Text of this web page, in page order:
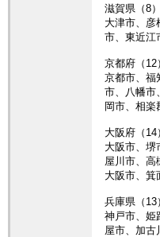
滋賀県（8）
大津市、彦
市、東近江
京都府（12
京都市、福
市、八幡市
岡市、相楽
大阪府（14
大阪市、堺
屋川市、高
大阪市、箕
兵庫県（13
神戸市、姫
屋市、加古